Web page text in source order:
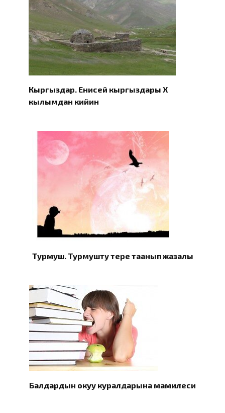
Кыргыздар. Eнисей кыргыздары X
кылымдан кийин
Турмуш. Турмушту терең таанып жазалы
Балдардын окуу куралдарына мамилеси